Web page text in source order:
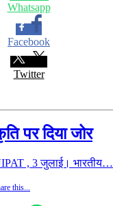
Whatsapp
Facebook
Twitter
पर दिया जोर
, 3 जुलाई। भारतीय…
this...